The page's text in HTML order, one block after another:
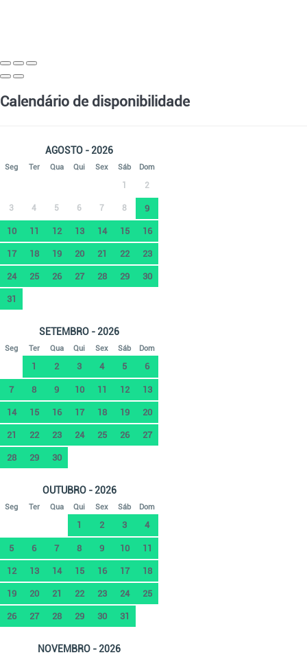
Calendário de disponibilidade
AGOSTO - 2026
Seg Ter Qua Qui Sex Sáb Dom
1 2
3 4 5 6 7 8 9
10 11 12 13 14 15 16
17 18 19 20 21 22 23
24 25 26 27 28 29 30
31
SETEMBRO - 2026
Seg Ter Qua Qui Sex Sáb Dom
1 2 3 4 5 6
7 8 9 10 11 12 13
14 15 16 17 18 19 20
21 22 23 24 25 26 27
28 29 30
OUTUBRO - 2026
Seg Ter Qua Qui Sex Sáb Dom
1 2 3 4
5 6 7 8 9 10 11
12 13 14 15 16 17 18
19 20 21 22 23 24 25
26 27 28 29 30 31
NOVEMBRO - 2026